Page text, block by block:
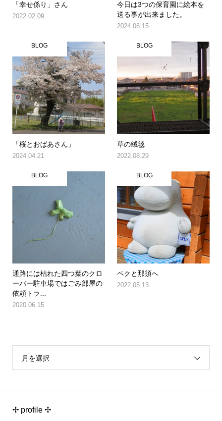
「幸せ係り」さん
2022.02.09
今日は3つの保育園に絵本を
送る事が出来ました。
2024.06.15
BLOG
「桜とおばあさん」
2024.04.21
BLOG
草の絨毯
2022.08.29
BLOG
通路には枯れた四つ葉のクロ
ーバー駐車場ではごみ部屋の
依頼トラ...
2020.06.15
BLOG
ペクと那須へ
2022.05.13
月を選択
✢ profile ✢